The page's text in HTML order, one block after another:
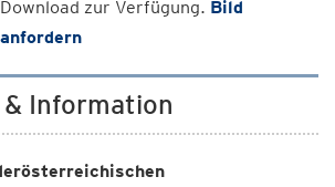
Download zur Verfügung. Bild
anfordern
Information